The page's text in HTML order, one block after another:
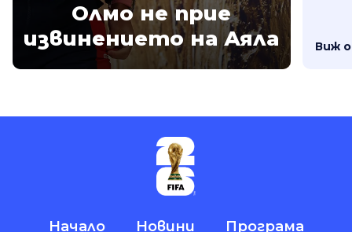
Олмо не прие
извинението на Аяла
Виж
Начало Новини Програма